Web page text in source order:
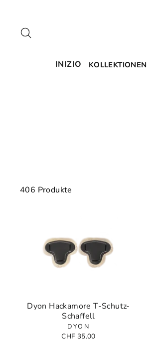
contenuto
INIZIO KOLLEKTIONEN
406 Produkte
Dyon Hackamore T-Schutz-
Schaffell
DYON
CHF 35.00